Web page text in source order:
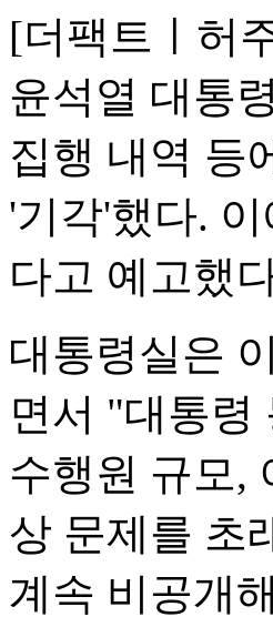
[더팩트ㅣ허
윤석열 대통
집행 내역 등
'기각'했다.
다고 예고했
대통령실은
면서 "대통령
수행원 규모,
상 문제를 초
계속 비공개